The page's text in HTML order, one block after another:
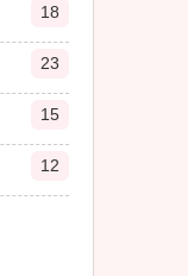
18
23
15
12